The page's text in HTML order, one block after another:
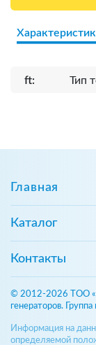
ft: Тип
Главная
Каталог
Контакты
© 2012-2026 ТОО
генераторов.
Информация на
определяемой